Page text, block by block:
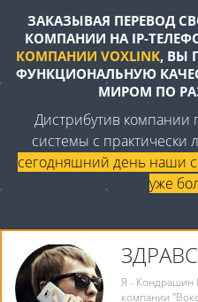
ЗАКАЗЫВАЯ ПЕРЕВОД
КОМПАНИИ НАIP-
КОМПАНИИ VOXLINK, ВЫ
ФУНКЦИОНАЛЬНУЮ
МИРОМ ПО
Дистрибутив компании
системы с
сегодняшний день наши
уже
Я - Кондрашин
компании